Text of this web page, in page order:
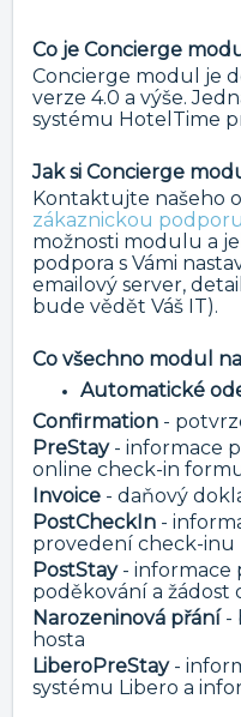
Co je Concierge
Concierge modul je
verze 4.0 a výše.
systému HotelTime
Jak si Concierge
Kontaktujte našeho
zákaznickou podporu
možnosti modulu a
podpora s Vámi
emailový server,
bude vědět Váš IT).
Co všechno modul
Automatické
Confirmation -
PreStay- informace
online check-in
Invoice - daňový
PostCheckIn -
provedení check-inu
PostStay- informace
poděkování a žádost
Narozeninová přání -
hosta
LiberoPreStay-
systému Libero a